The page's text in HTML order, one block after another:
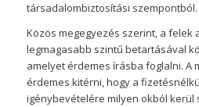
társadalombiztosítási szempontból.
Közös megegyezés szerint, a
legmagasabb szintű betartásával
amelyet érdemes írásba foglalni. A
érdemes kitérni, hogy a
igénybevételére milyen okból kerül